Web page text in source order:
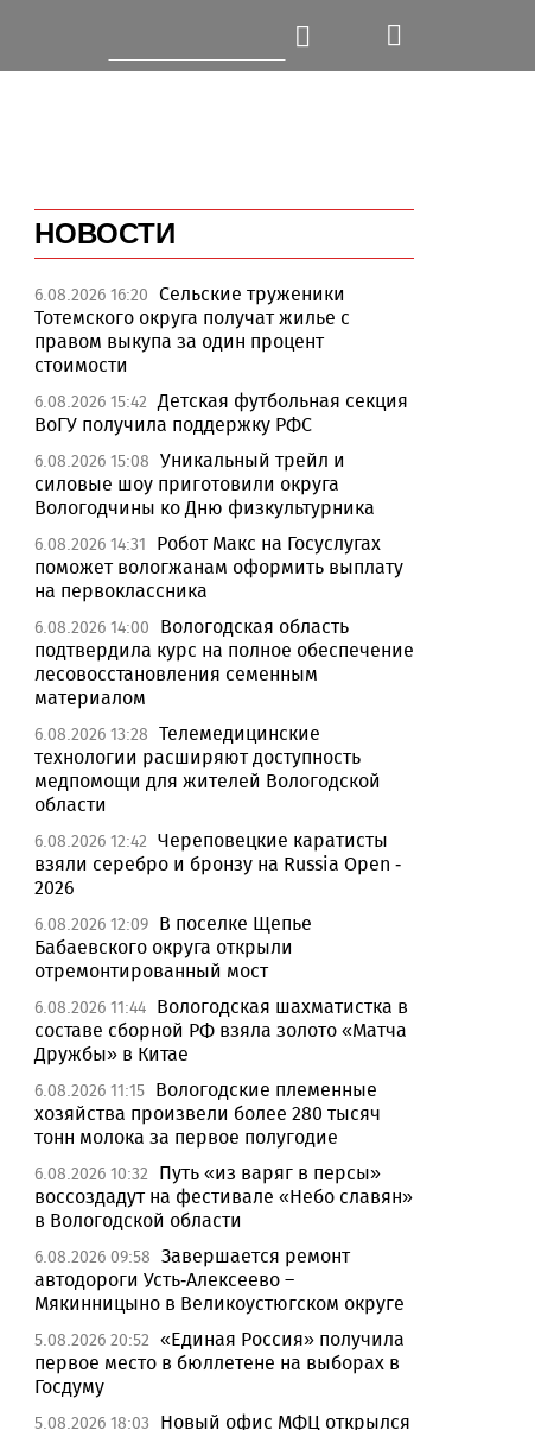
НОВОСТИ
6.08.2026 16:20 Сельские труженики
Тотемского округа получат жилье с
правом выкупа за один процент
стоимости
6.08.2026 15:42 Детская футбольная секция
ВоГУ получила поддержку РФС
6.08.2026 15:08 Уникальный трейл и
силовые шоу приготовили округа
Вологодчины ко Дню физкультурника
6.08.2026 14:31
Робот Макс на Госуслугах
поможет вологжанам оформить выплату
на первоклассника
6.08.2026 14:00
Вологодская область
подтвердила курс на полное обеспечение
лесовосстановления семенным
материалом
6.08.2026 13:28 Телемедицинские
технологии расширяют доступность
медпомощи для жителей Вологодской
области
6.08.2026 12:42 Череповецкие каратисты
взяли серебро и бронзу на Russia Open -
2026
6.08.2026 12:09 В поселке Щепье
Бабаевского округа открыли
отремонтированный мост
6.08.2026 11:44 Вологодская шахматистка в
составе сборной РФ взяла золото «Матча
Дружбы» в Китае
6.08.2026 11:15 Вологодские племенные
хозяйства произвели более 280 тысяч
тонн молока за первое полугодие
6.08.2026 10:32
Путь «из варяг в персы»
воссоздадут на фестивале «Небо славян»
в Вологодской области
6.08.2026 09:58 Завершается ремонт
автодороги Усть-Алексеево –
Мякинницыно в Великоустюгском округе
5.08.2026 20:52 «Единая Россия» получила
первое место в бюллетене на выборах в
Госдуму
5.08.2026 18:03
Новый офис МФЦ открылся